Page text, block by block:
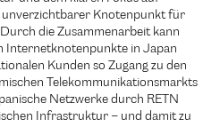
unverzichtbarer Knotenpunkt für
die Zusammenarbeit kann
Internetknotenpunkte in Japan
Kunden so Zugang zu den
Telekommunikationsmarkts
Netzwerke durch RETN
Infrastruktur – und damit zu